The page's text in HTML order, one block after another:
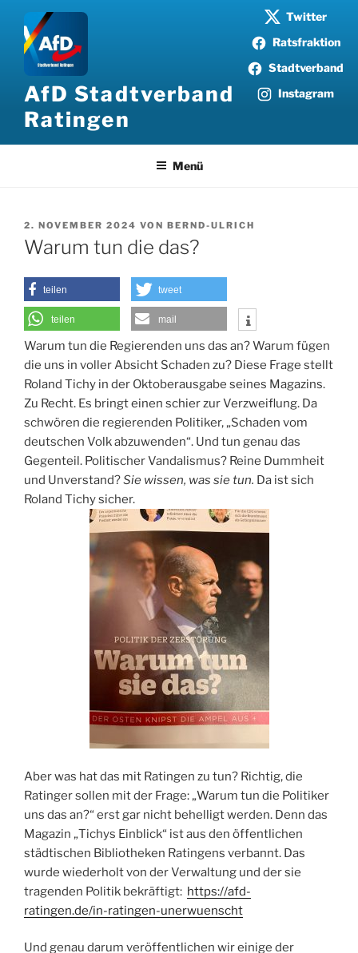
Twitter
Ratsfraktion
Stadtverband
Instagram
Inhalt
springen
AfD Stadtverband
Ratingen
Menü
VERÖFFENTLICHT
AM
2. NOVEMBER 2024 VON BERND-ULRICH
Warum tun die das?
teilen tweet
teilen mail
Warum tun die Regierenden uns das an? Warum fügen
die uns in voller Absicht Schaden zu? Diese Frage stellt
Roland Tichy in der Oktoberausgabe seines Magazins.
Zu Recht. Es bringt einen schier zur Verzweiflung. Da
schwören die regierenden Politiker, „Schaden vom
deutschen Volk abzuwenden“. Und tun genau das
Gegenteil. Politischer Vandalismus? Reine Dummheit
und Unverstand?Sie wissen, was sie tun. Da ist sich
Roland Tichy sicher.
Aber was hat das mit Ratingen zu tun? Richtig, die
Ratinger sollen mit der Frage: „Warum tun die Politiker
uns das an?“ erst gar nicht behelligt werden. Denn das
Magazin „Tichys Einblick“ ist aus den öffentlichen
städtischen Bibliotheken Ratingens verbannt. Das
wurde wiederholt von der Verwaltung und der sie
tragenden Politik bekräftigt: https://afd-
ratingen.de/in-ratingen-unerwuenscht
Und genau darum veröffentlichen wir einige der